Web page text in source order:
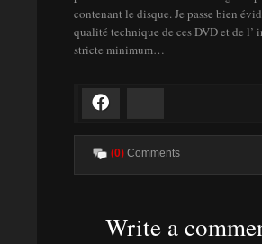
contenant le disque. Je passe bien
qualité technique de ces DVD et de l’
stricte minimum…
(0) Comments
Write a